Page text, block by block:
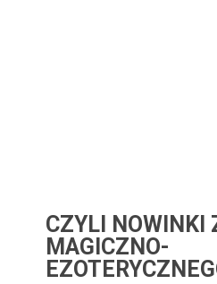
CZYLI NOWINKI
MAGICZNO-